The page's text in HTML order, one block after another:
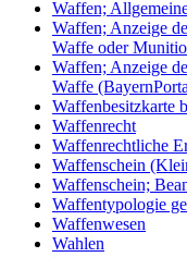
Waffen;
Waffen; Anzeige
Waffe oder
Waffen; Anzeige
Waffe
Waffenbesitzkarte
Waffenrecht
Waffenrechtliche
Waffenschein
Waffenschein;
Waffentypologie
Waffenwesen
Wahlen